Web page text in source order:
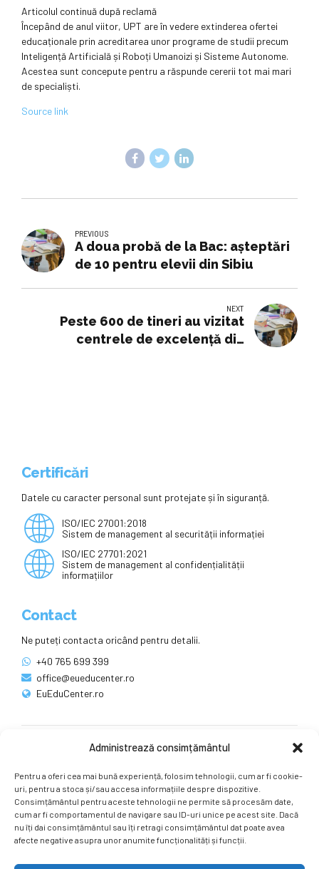
Administrează consimțământul
Pentru a oferi cea mai bună experiență, folosim tehnologii, cum ar fi cookie-
uri, pentru a stoca și/sau accesa informațiile despre dispozitive.
Consimțământul pentru aceste tehnologii ne permite să procesăm date,
cum ar fi comportamentul de navigare sau ID-uri unice pe acest site. Dacă
nu îți dai consimțământul sau îți retragi consimțământul dat poate avea
afecte negative asupra unor anumite funcționalități și funcții.
Articolul continuă după reclamă
Începând de anul viitor, UPT are în vedere extinderea ofertei
educaționale prin acreditarea unor programe de studii precum
Inteligență Artificială și Roboți Umanoizi și Sisteme Autonome.
Acestea sunt concepute pentru a răspunde cererii tot mai mari
de specialiști.
Source link
PREVIOUS
A doua probă de la Bac: așteptări
de 10 pentru elevii din Sibiu
NEXT
Peste 600 de tineri au vizitat
centrele de excelență din
Certificări
Datele cu caracter personal sunt protejate și în siguranță.
ISO/IEC 27001:2018
Sistem de management al securității informației
ISO/IEC 27701:2021
Sistem de management al confidențialității
informațiilor
Contact
Ne puteți contacta oricând pentru detalii.
+40 765 699 399
office@eueducenter.ro
EuEduCenter.ro
Ne puteți găsi și pe rețelele sociale.